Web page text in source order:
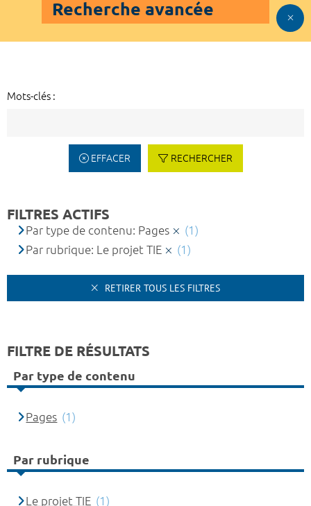
Recherche avancée
Mots-clés :
EFFACER RECHERCHER
FILTRES ACTIFS
Par type de contenu: Pages
(1)
Par rubrique: Le projet TIE
(1)
RETIRER TOUS LES FILTRES
FILTRE DE RÉSULTATS
Par type de contenu
Pages (1)
Par rubrique
Le projet TIE (1)